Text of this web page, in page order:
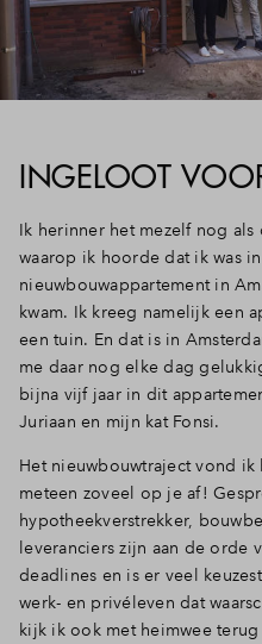
INGELOOT
Ik herinner het mezelf nog
waarop ik hoorde dat ik was
nieuwbouwappartement in
kwam. Ik kreeg namelijk een
een tuin. En dat is in
me daar nog elke dag
bijna vijf jaar in dit
Juriaan en mijn kat Fonsi.
Het nieuwbouwtraject vond ik
meteen zoveel op je af!
hypotheekverstrekker,
leveranciers zijn aan de orde
deadlines en is er veel
werk- en privéleven dat
kijk ik ook met heimwee